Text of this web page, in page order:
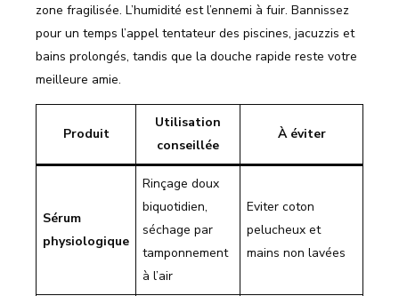
zone fragilisée. L’humidité est l’ennemi à fuir. Bannissez
pour un temps l’appel tentateur des piscines, jacuzzis et
bains prolongés, tandis que la douche rapide reste votre
meilleure amie.
Produit
Utilisation
conseillée
À éviter
Sérum
physiologique
Rinçage doux
biquotidien,
séchage par
tamponnement
à l’air
Eviter coton
pelucheux et
mains non lavées